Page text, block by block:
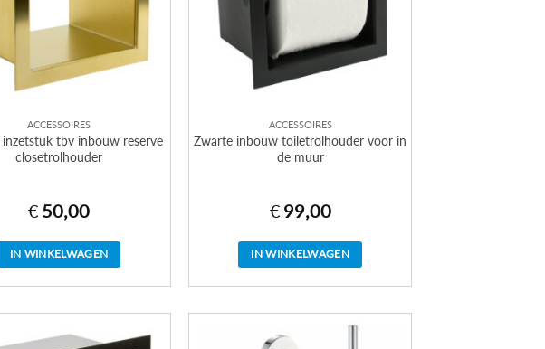
ACCESSOIRES
tbv inbouw reserve
closetrolhouder
€ 50,00
IN WINKELWAGEN
ACCESSOIRES
Zwarte inbouw toiletrolhouder voor in
de muur
€ 99,00
IN WINKELWAGEN